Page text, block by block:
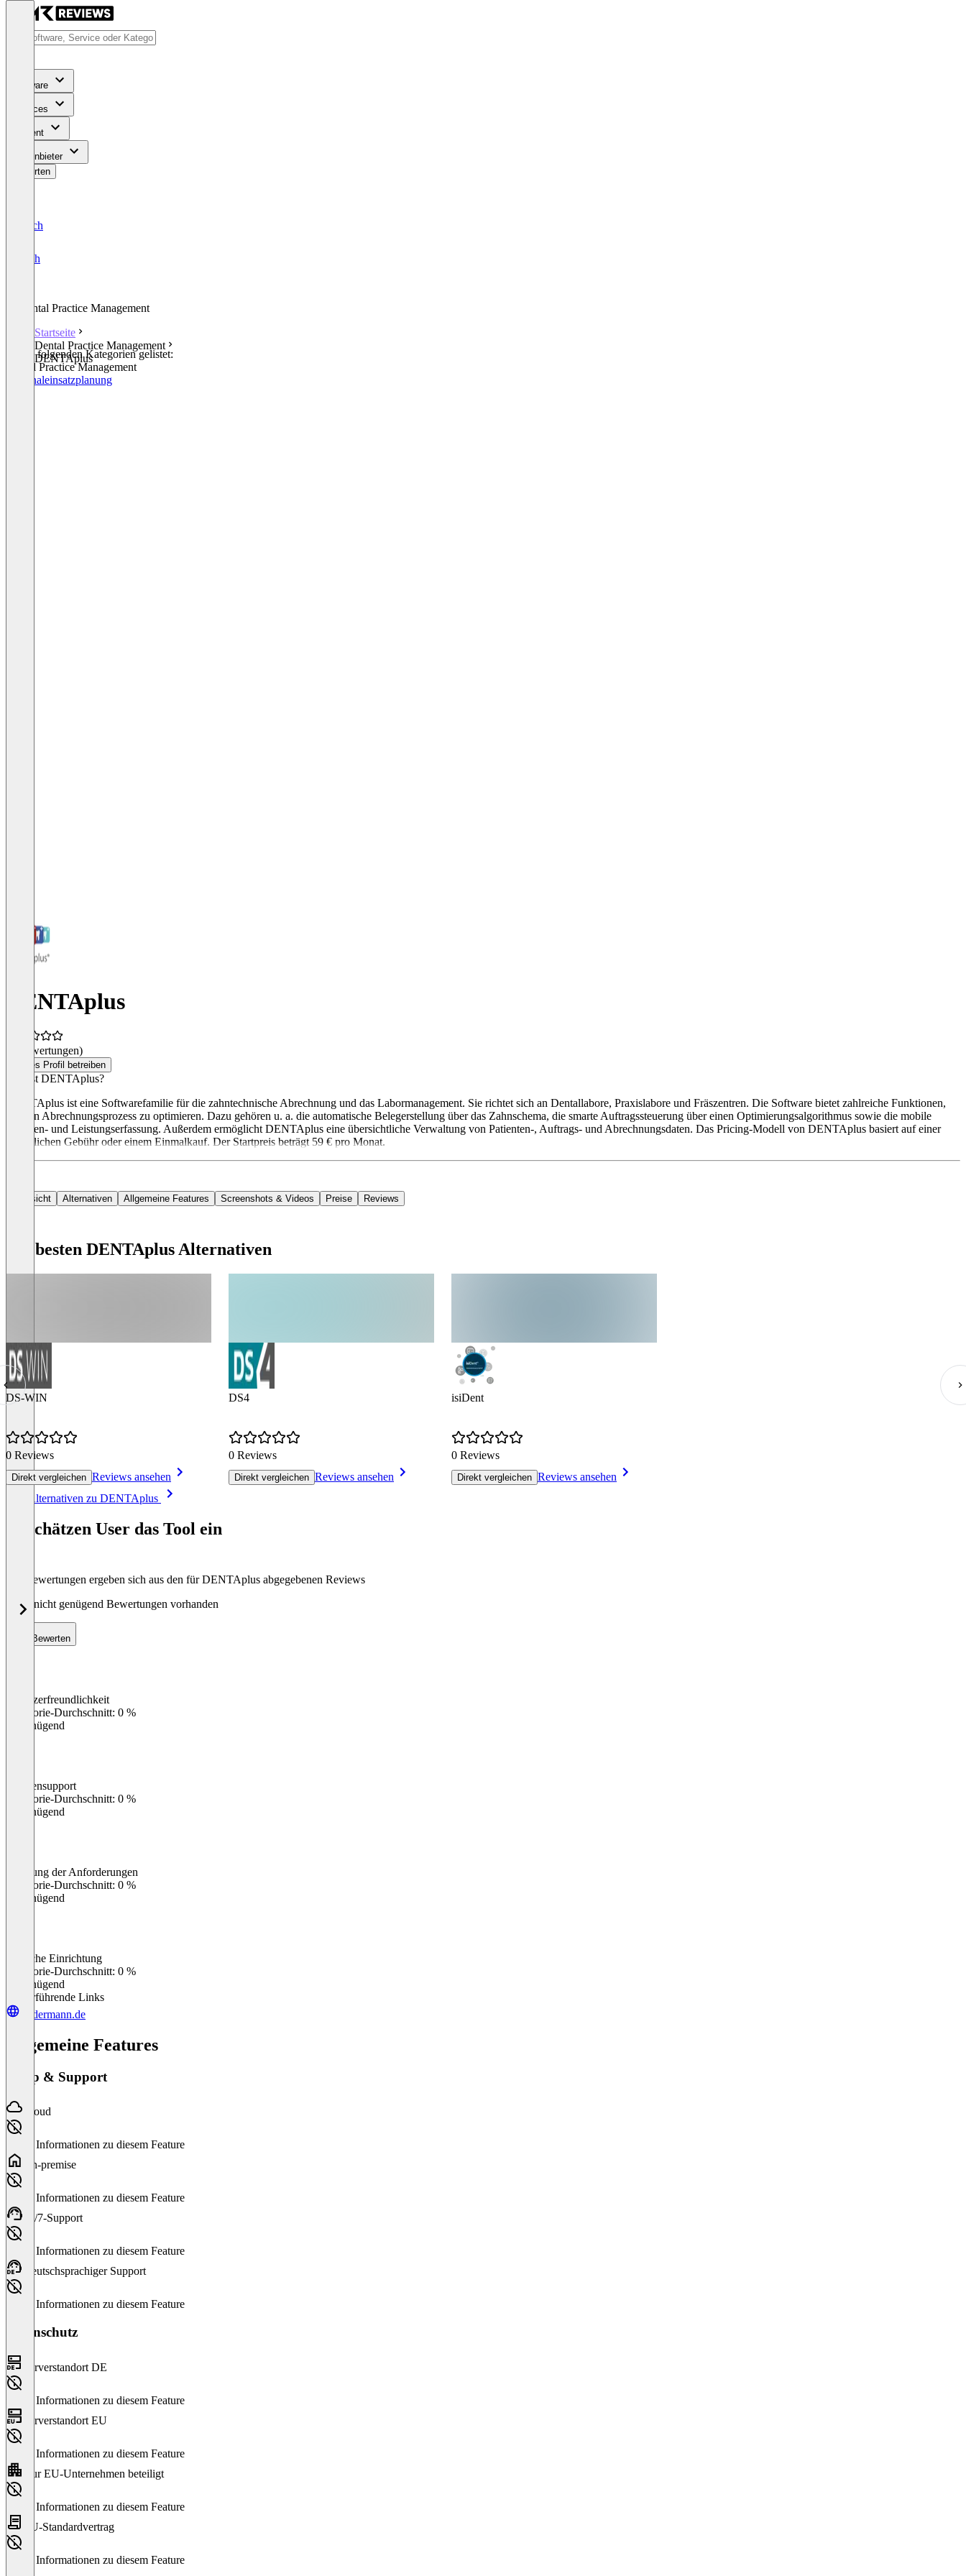
Software
Services
Content
Für Anbieter
Bewerten
Deutsch
English
Dental Practice Management
Startseite
Dental Practice Management
DENTAplus
In den folgenden Kategorien gelistet:
Dental Practice Management
Personaleinsatzplanung
DENTAplus
(0 Bewertungen)
Dieses Profil betreiben
Was ist DENTAplus?
DENTAplus ist eine Softwarefamilie für die zahntechnische Abrechnung und das Labormanagement. Sie richtet sich an Dentallabore, Praxislabore und Fräszentren. Die Software bietet zahlreiche Funktionen,
um den Abrechnungsprozess zu optimieren. Dazu gehören u. a. die automatische Belegerstellung über das Zahnschema, die smarte Auftragssteuerung über einen Optimierungsalgorithmus sowie die mobile
Chargen- und Leistungserfassung. Außerdem ermöglicht DENTAplus eine übersichtliche Verwaltung von Patienten-, Auftrags- und Abrechnungsdaten. Das Pricing-Modell von DENTAplus basiert auf einer
monatlichen Gebühr oder einem Einmalkauf. Der Startpreis beträgt 59 € pro Monat.
Übersicht Alternativen Allgemeine Features Screenshots & Videos Preise Reviews
Die besten DENTAplus Alternativen
DS-WIN
0 Reviews
Direkt vergleichen Reviews ansehen
DS4
0 Reviews
Direkt vergleichen Reviews ansehen
isiDent
0 Reviews
Direkt vergleichen Reviews ansehen
Alle Alternativen zu DENTAplus
So schätzen User das Tool ein
Die Bewertungen ergeben sich aus den für DENTAplus abgegebenen Reviews
Noch nicht genügend Bewertungen vorhanden
Bewerten
Benutzerfreundlichkeit
Kategorie-Durchschnitt: 0 %
Ungenügend
Kundensupport
Kategorie-Durchschnitt: 0 %
Ungenügend
Erfüllung der Anforderungen
Kategorie-Durchschnitt: 0 %
Ungenügend
Einfache Einrichtung
Kategorie-Durchschnitt: 0 %
Ungenügend
Weiterführende Links
stadermann.de
Allgemeine Features
Setup & Support
Cloud
Keine Informationen zu diesem Feature
On-premise
Keine Informationen zu diesem Feature
24/7-Support
Keine Informationen zu diesem Feature
Deutschsprachiger Support
Keine Informationen zu diesem Feature
Datenschutz
Serverstandort DE
Keine Informationen zu diesem Feature
Serverstandort EU
Keine Informationen zu diesem Feature
Nur EU-Unternehmen beteiligt
Keine Informationen zu diesem Feature
EU-Standardvertrag
Keine Informationen zu diesem Feature